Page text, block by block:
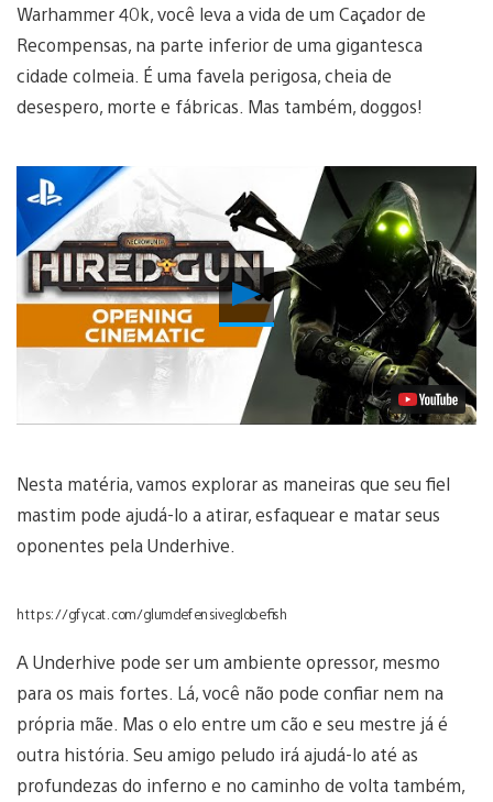
Warhammer 40k, você leva a vida de um Caçador de
Recompensas, na parte inferior de uma gigantesca
cidade colmeia. É uma favela perigosa, cheia de
desespero, morte e fábricas. Mas também, doggos!
Reproduzir
Vídeo
Nesta matéria, vamos explorar as maneiras que seu fiel
mastim pode ajudá-lo a atirar, esfaquear e matar seus
oponentes pela Underhive.
https://gfycat.com/glumdefensiveglobefish
A Underhive pode ser um ambiente opressor, mesmo
para os mais fortes. Lá, você não pode confiar nem na
própria mãe. Mas o elo entre um cão e seu mestre já é
outra história. Seu amigo peludo irá ajudá-lo até as
profundezas do inferno e no caminho de volta também,